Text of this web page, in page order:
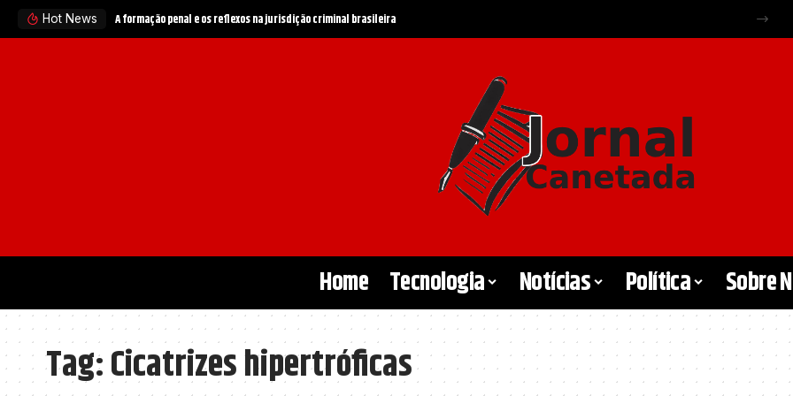
Hot News A formação penal e os reflexos na jurisdição criminal brasileira
Home Tecnologia Notícias Política Sobre
Tag:Cicatrizes hipertróficas